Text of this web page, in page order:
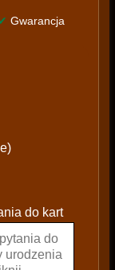
Gwarancja
do kart